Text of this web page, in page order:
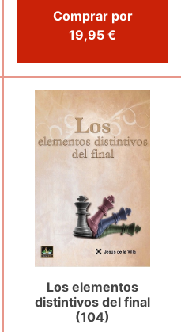
Comprar por
19,95 €
Los elementos
distintivos del final
(104)